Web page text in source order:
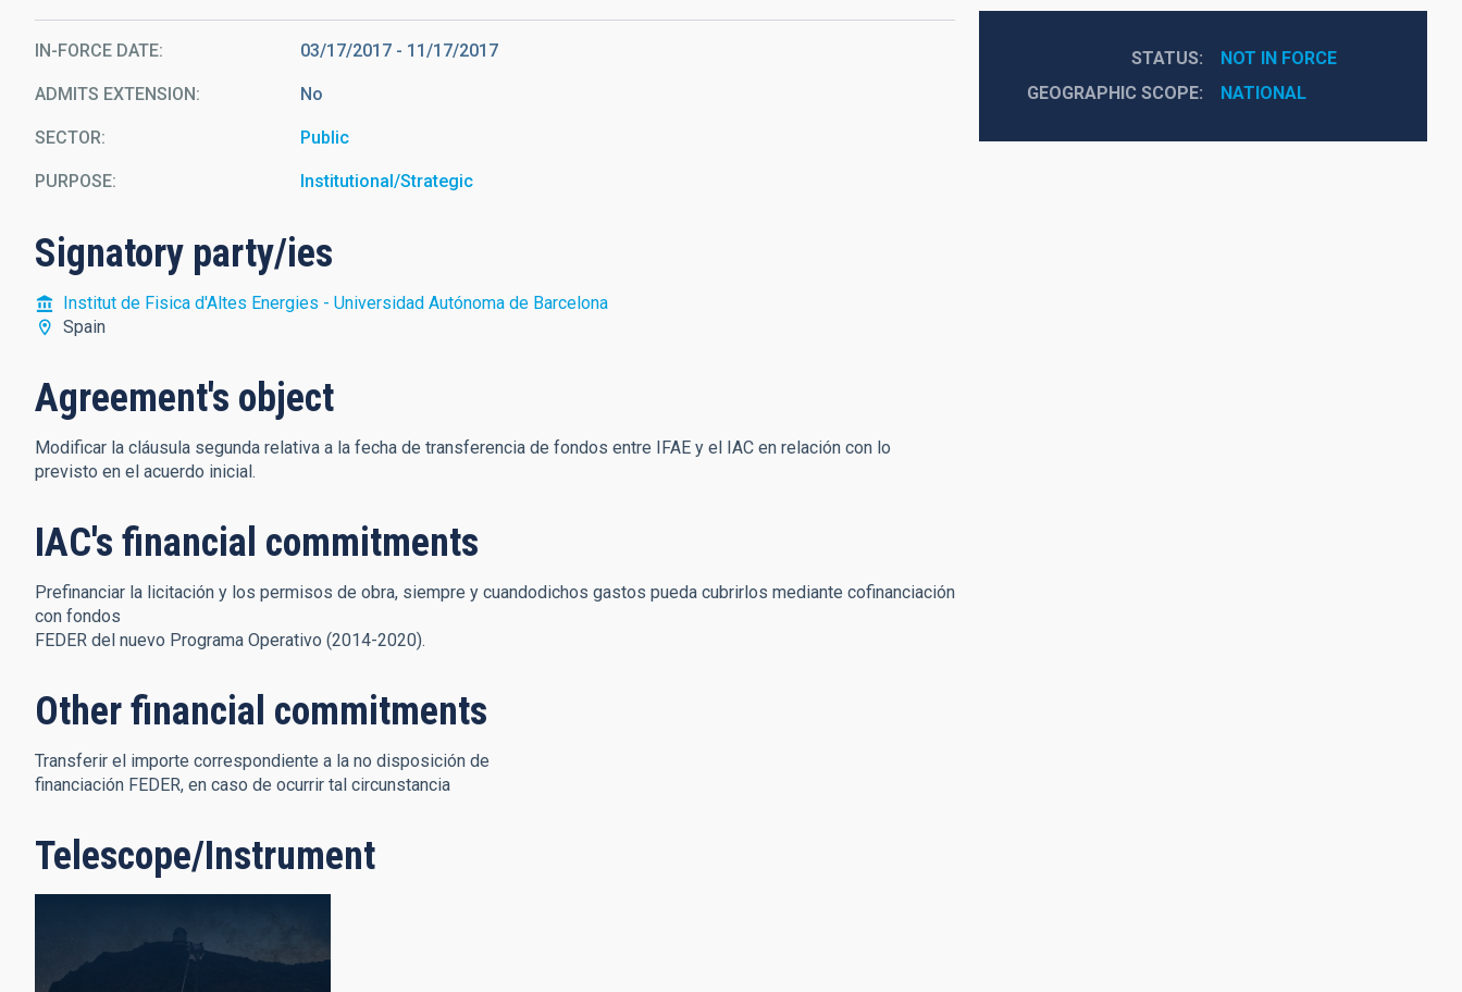
IN-FORCE DATE 03/17/2017 - 11/17/2017
ADMITS EXTENSION No
SECTOR Public
PURPOSE Institutional/Strategic
Signatory party/ies
Institut de Fisica d'Altes Energies - Universidad Autónoma de Barcelona
Spain
Agreement's object
Modificar la cláusula segunda relativa a la fecha de transferencia de fondos entre IFAE y el IAC en relación con lo
previsto en el acuerdo inicial.
IAC's financial commitments
Prefinanciar la licitación y los permisos de obra, siempre y cuandodichos gastos pueda cubrirlos mediante cofinanciación
con fondos
FEDER del nuevo Programa Operativo (2014-2020).
Other financial commitments
Transferir el importe correspondiente a la no disposición de
financiación FEDER, en caso de ocurrir tal circunstancia
Telescope/Instrument
STATUS
NOT IN FORCE
GEOGRAPHIC SCOPE
NATIONAL